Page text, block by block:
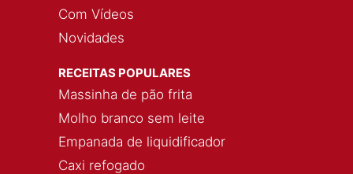
Com Vídeos
Novidades
RECEITAS POPULARES
Massinha de pão frita
Molho branco sem leite
Empanada de liquidificador
Caxi refogado